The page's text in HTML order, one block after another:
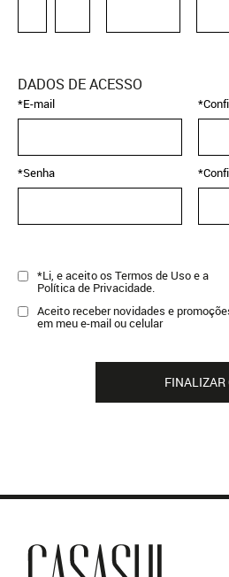
DADOS DE ACESSO
*E-mail
*Senha
*Li, e aceito os Termos de Uso e a
Política de Privacidade.
Aceito receber novidades e
em meu e-mail ou celular
FINALIZAR